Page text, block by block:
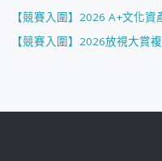
【競賽入圍】2026 A+文化
【競賽入圍】2026放視大賞